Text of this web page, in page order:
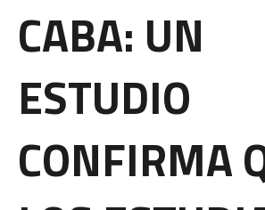
CABA: UN
ESTUDIO
CONFIRMA